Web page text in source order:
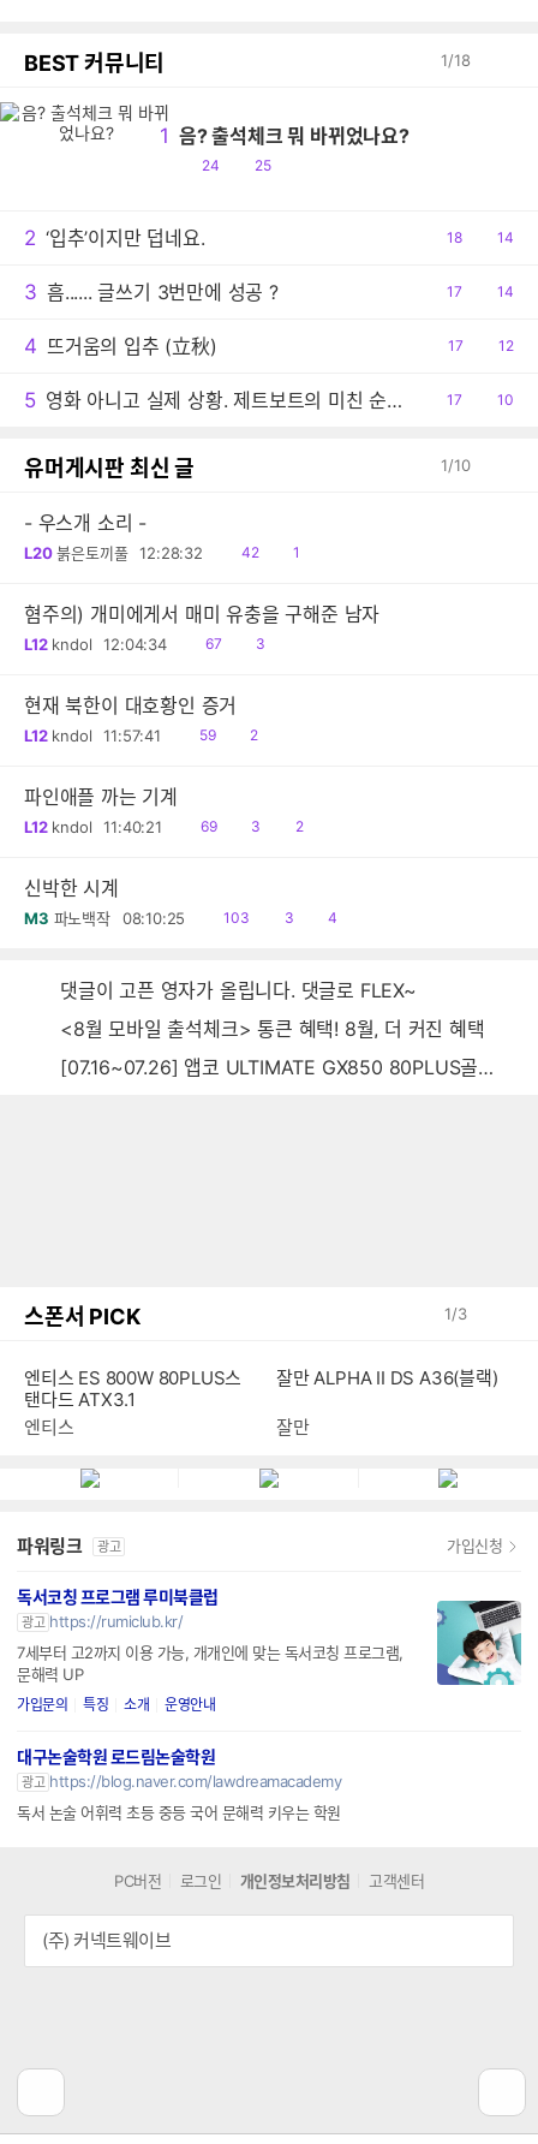
BEST 커뮤니티 1/18
1 음? 출석체크 뭐 바뀌었나요?
공
24
댓
25
2 ‘입추’이지만 덥네요.
공
18
댓
14
3 흠...... 글쓰기 3번만에 성공 ?
공
17
댓
14
4 뜨거움의 입추 (立秋)
공
17
댓
12
5 영화 아니고 실제 상황. 제트보트의 미친 순발력
공
17
댓
10
유머게시판 최신 글 1/10
- 우스개 소리 -
L20 붉은토끼풀 12:28:32
읽
42
공1
혐주의) 개미에게서 매미 유충을 구해준 남자
L12 kndol 12:04:34
읽
67
공
3
현재 북한이 대호황인 증거
L12 kndol 11:57:41
읽
59
공
2
파인애플 까는 기계
L12 kndol 11:40:21
읽
69
공
3
댓
2
신박한 시계
M3 파노백작 08:10:25
읽
103
공
3
댓
4
댓글이 고픈 영자가 올립니다. 댓글로 FLEX~
<8월 모바일 출석체크> 통큰 혜택! 8월, 더 커진 혜택
[07.16~07.26] 앱코 ULTIMATE GX850 80PLUS골드 풀모듈러 ATX3.0 블랙
스폰서 PICK 1/3
엔티스 ES 800W 80PLUS스
탠다드 ATX3.1
파워링크 광고
독서코칭 프로그램 루미북클럽
광고 https://rumiclub.kr/
7세부터 고2까지 이용 가능, 개개인에 맞는 독서코칭 프로그램,
문해력 UP
가입문의 특징 소개 운영안내
대구논술학원 로드림논술학원
광고 https://blog.naver.com/lawdreamacademy
PC버전 로그인 개인정보처리방침 고객센터